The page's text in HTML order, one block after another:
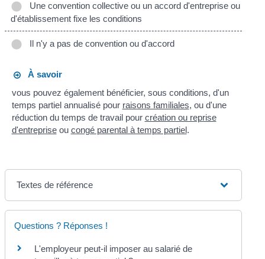
Une convention collective ou un accord d'entreprise ou
d'établissement fixe les conditions
Il n'y a pas de convention ou d'accord
À savoir
vous pouvez également bénéficier, sous conditions, d'un
temps partiel annualisé pour raisons familiales, ou d'une
réduction du temps de travail pour création ou reprise
d'entrepriseou congé parental à temps partiel.
Textes de référence
Questions ? Réponses !
L'employeur peut-il imposer au salarié de